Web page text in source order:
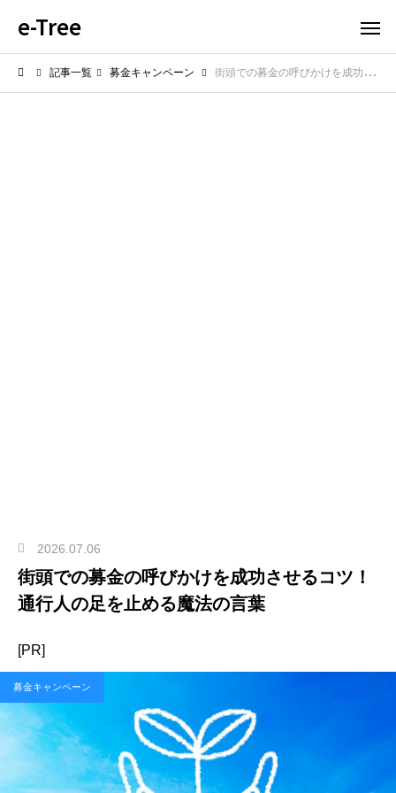
e-Tree
記事一覧 募金キャンペーン 街頭での募金の呼びかけを成功させるコツ！通行人の足を止める魔法の言葉
2026.07.06
街頭での募金の呼びかけを成功させるコツ！
通行人の足を止める魔法の言葉
[PR]
募金キャンペーン